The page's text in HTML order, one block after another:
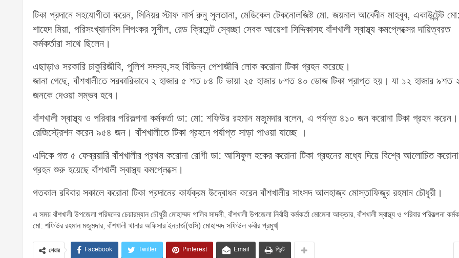
টিকা প্রদানে সহযোগীতা করেন, সিনিয়র স্টাফ নার্স রুনু সুলতানা, মেডিকেল টেকনোলজিষ্ট মো. জয়নাল আবেদীন মাহবুব, একাউন্টেন্ট মো:
শাহেদ মিয়া, পরিসংখ্যানবিদ শিপংকর সুশীল, রেড ক্রিসেন্ট স্বেচ্ছা সেবক আয়েশা সিদ্দিকাসহ বাঁশখালী স্বাস্থ্য কমপ্লেক্সের দায়িত্বরত
কর্মকর্তারা সাথে ছিলেন।
এছাড়াও সরকারি চাকুরিজীবি, পুলিশ সদস্য,সহ বিভিন্ন পেশাজীবি লোক করোনা টিকা গ্রহন করেছে।
জানা গেছে, বাঁশখালীতে সরকারিভাবে ২ হাজার ৫ শত ৮৪ টি ভায়া ২৫ হাজার ৮শত ৪০ ডোজ টিকা প্রাপ্ত হয়। যা ১২ হাজার ৯শত
জনকে দেওয়া সম্ভব হবে।
বাঁশখালী স্বাস্থ্য ও পরিবার পরিকল্পনা কর্মকর্তা ডা: মো: শফিউর রহমান মজুমদার বলেন, এ পর্যন্ত ৪১০ জন করোনা টিকা গ্রহন করেন।
রেজিস্ট্রেশন করেন ৯৫৪ জন। বাঁশখালীতে টিকা গ্রহনে পর্যাপ্ত সাড়া পাওয়া যাচ্ছে ।
এদিকে গত ৫ ফেব্রয়ারি বাঁশখালীর প্রথম করোনা রোগী ডা: আসিফুল হকের করোনা টিকা গ্রহনের মধ্যে দিয়ে বিশ্বে আলোচিত করোনা
গ্রহন শুরু হয়েছে বাঁশখালী স্বাস্থ্য কমপ্লেক্সে।
গতকাল রবিবার সকালে করোনা টিকা প্রদানের কার্যক্রম উদ্বোধন করেন বাঁশখালীর সাংসদ আলহাজ্ব মোস্তাফিজুর রহমান চৌধুরী।
এ সময় বাঁশখালী উপজেলা পরিষদের চেয়ারম্যান চৌধুরী মোহাম্মদ গালিব সাদলী, বাঁশখালী উপজেলা নির্বাহী কর্মকর্তা মোমেনা আক্তার, বাঁশখালী স্বাস্থ্য ও পরিবার পরিকল্পনা
মো: শফিউর রহমান মজুমদার, বাঁশখালী থানার অফিসার ইনচার্জ(ওসি) মোহাম্মদ সফিউল কবীর প্রমুখ|
শেয়ার Facebook Twitter Pinterest Email প্রিন্ট